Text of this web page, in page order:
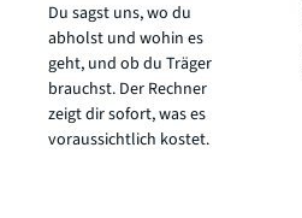
Du sagst uns, wo du
abholst und wohin es
geht, und ob du Träger
brauchst. Der Rechner
zeigt dir sofort, was es
voraussichtlich kostet.